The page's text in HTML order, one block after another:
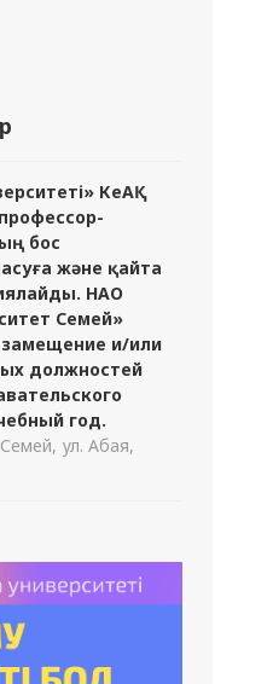
КеАҚ
бос
және қайта
НАО
Семей»
и/или
должностей
год.
ул. Абая,